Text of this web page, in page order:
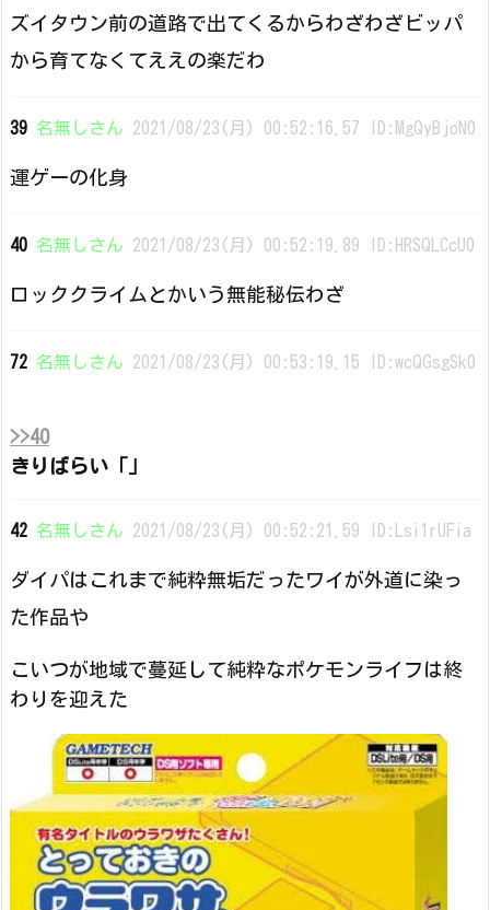
ズイタウン前の道路で出てくるからわざわざビッパ
から育てなくてええの楽だわ
39 名無しさん 2021/08/23(月) 00:52:16.57 ID:MgQyBjoN0
運ゲーの化身
40 名無しさん 2021/08/23(月) 00:52:19.89 ID:HRSQLCcU0
ロッククライムとかいう無能秘伝わざ
72 名無しさん 2021/08/23(月) 00:53:19.15 ID:wcQGsgSk0
>>40
きりばらい「」
42 名無しさん 2021/08/23(月) 00:52:21.59 ID:Lsi1rUFia
ダイパはこれまで純粋無垢だったワイが外道に染っ
た作品や
こいつが地域で蔓延して純粋なポケモンライフは終
わりを迎えた